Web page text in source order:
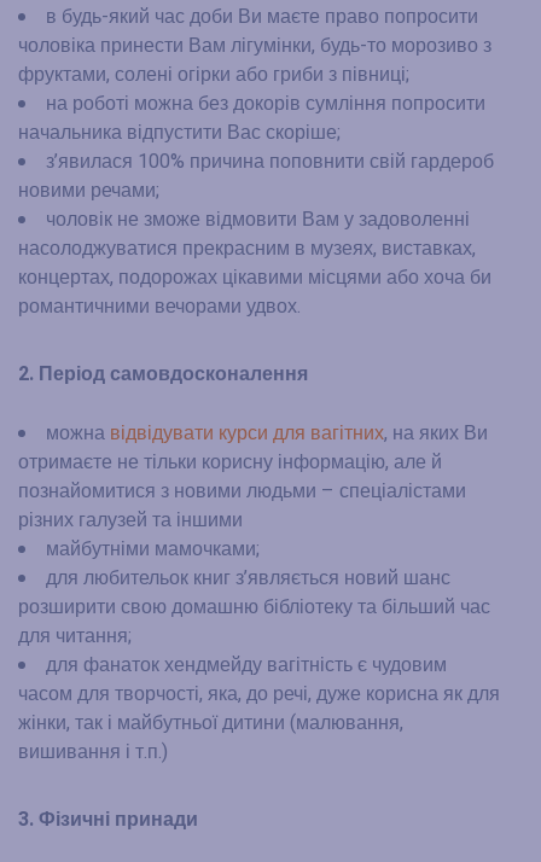
в будь-який час доби Ви маєте право попросити
чоловіка принести Вам лігумінки, будь-то морозиво з
фруктами, солені огірки або гриби з півниці;
на роботі можна без докорів сумління попросити
начальника відпустити Вас скоріше;
з’явилася 100% причина поповнити свій гардероб
новими речами;
чоловік не зможе відмовити Вам у задоволенні
насолоджуватися прекрасним в музеях, виставках,
концертах, подорожах цікавими місцями або хоча би
романтичними вечорами удвох.
2. Період самовдосконалення
можна відвідувати курси для вагітних, на яких Ви
отримаєте не тільки корисну інформацію, але й
познайомитися з новими людьми – спеціалістами
різних галузей та іншими
майбутніми мамочками;
для любительок книг з’являється новий шанс
розширити свою домашню бібліотеку та більший час
для читання;
для фанаток хендмейду вагітність є чудовим
часом для творчості, яка, до речі, дуже корисна як для
жінки, так і майбутньої дитини (малювання,
вишивання і т.п.)
3. Фізичні принади